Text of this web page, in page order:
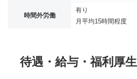
時間外労働
有り
月平均15時間程度
待遇・給与・福利厚生